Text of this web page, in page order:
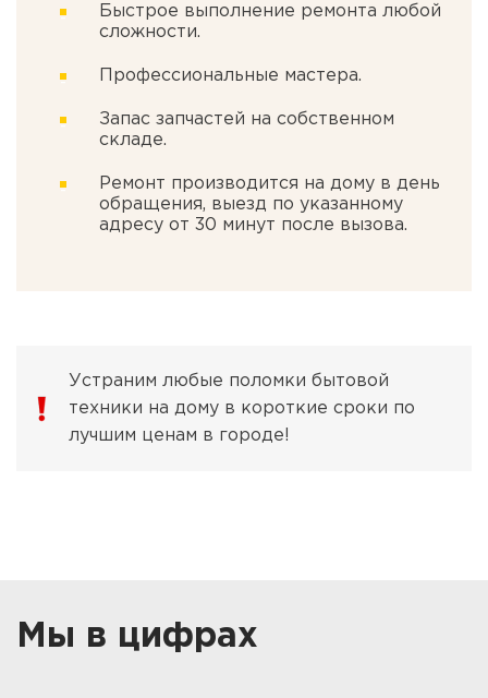
Быстрое выполнение ремонта любой
сложности.
Профессиональные мастера.
Запас запчастей на собственном
складе.
Ремонт производится на дому в день
обращения, выезд по указанному
адресу от 30 минут после вызова.
Устраним любые поломки бытовой
техники на дому в короткие сроки по
лучшим ценам в городе!
Мы в цифрах